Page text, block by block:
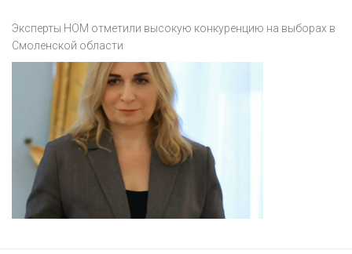
Эксперты НОМ отметили высокую конкуренцию на выборах в
Смоленской области